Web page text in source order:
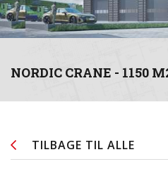
NORDIC CRANE - 1150
TILBAGE TIL ALLE